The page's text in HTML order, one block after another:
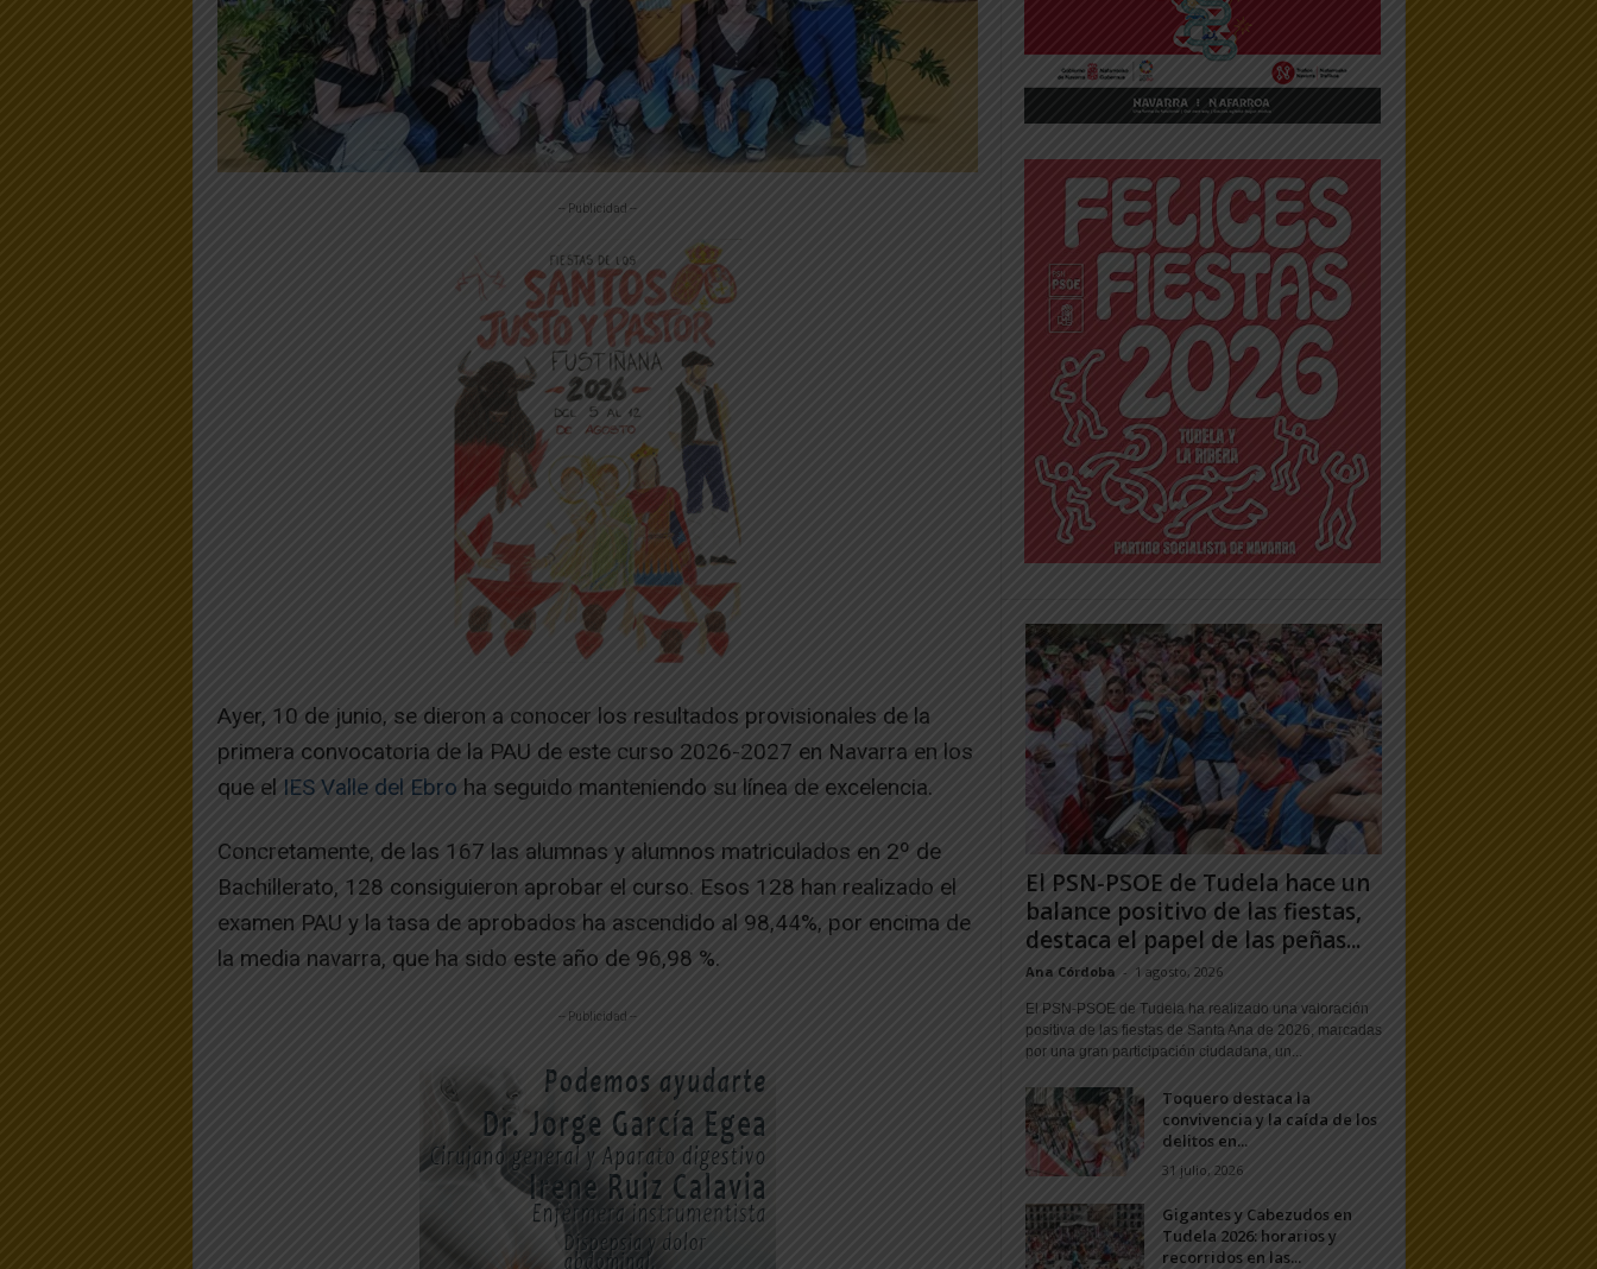
-- Publicidad --
Ayer, 10 de junio, se dieron a conocer los resultados provisionales de la
primera convocatoria de la PAU de este curso 2026-2027 en Navarra en los
que el IES Valle del Ebro ha seguido manteniendo su línea de excelencia.
Concretamente, de las 167 las alumnas y alumnos matriculados en 2º de
Bachillerato, 128 consiguieron aprobar el curso. Esos 128 han realizado el
examen PAU y la tasa de aprobados ha ascendido al 98,44%, por encima de
la media navarra, que ha sido este año de 96,98 %.
-- Publicidad --
El PSN-PSOE de Tudela hace un
balance positivo de las fiestas,
destaca el papel de las peñas...
Ana Córdoba - 1 agosto, 2026
El PSN-PSOE de Tudela ha realizado una valoración
positiva de las fiestas de Santa Ana de 2026, marcadas
por una gran participación ciudadana, un...
Toquero destaca la
convivencia y la caída de los
delitos en...
31 julio, 2026
Gigantes y Cabezudos en
Tudela 2026: horarios y
recorridos en las...